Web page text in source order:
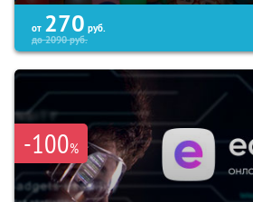
от 270 руб.
до2090руб.
-100%